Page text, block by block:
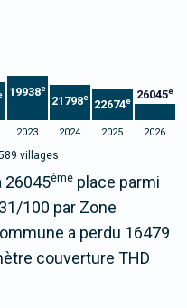
19938e
21798e
22674e 26045e
2023 2024 2025 2026
villages
26045ème place parmi
100 par Zone
a perdu 16479
couverture THD